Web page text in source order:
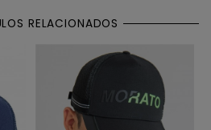
RELACIONADOS